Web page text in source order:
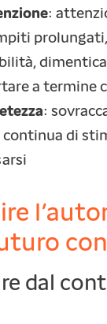
:
a termine
:
continua di
con
dal